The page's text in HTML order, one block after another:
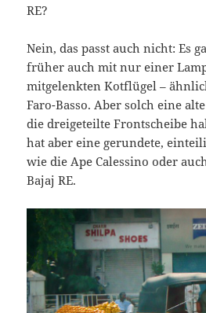
RE?
Nein, das passt auch nicht: Es
früher auch mit nur einer
mitgelenkten Kotflügel –
Faro-Basso. Aber solch eine
die dreigeteilte Frontscheibe
hat aber eine gerundete,
wie die Ape Calessino oder
Bajaj RE.